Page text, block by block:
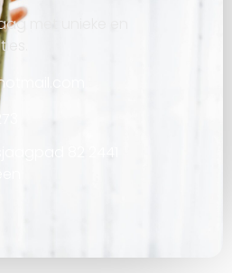
met unieke en
82 2441